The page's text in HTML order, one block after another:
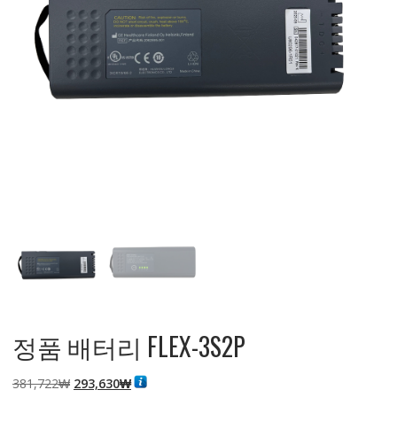
정품 배터리 FLEX-3S2P
381,722₩ 원
293,630₩현